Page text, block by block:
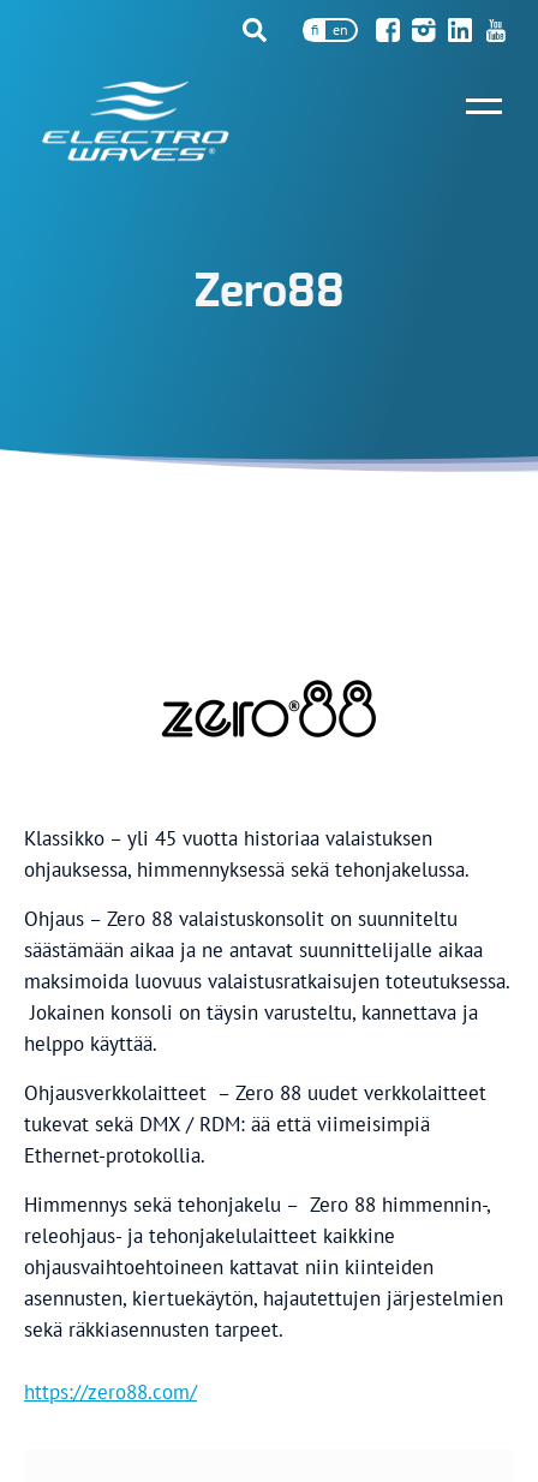
fi en
Zero88
Klassikko – yli 45 vuotta historiaa valaistuksen
ohjauksessa, himmennyksessä sekä tehonjakelussa.
Ohjaus – Zero 88 valaistuskonsolit on suunniteltu
säästämään aikaa ja ne antavat suunnittelijalle aikaa
maksimoida luovuus valaistusratkaisujen toteutuksessa.
Jokainen konsoli on täysin varusteltu, kannettava ja
helppo käyttää.
Ohjausverkkolaitteet – Zero 88 uudet verkkolaitteet
tukevat sekä DMX / RDM: ää että viimeisimpiä
Ethernet-protokollia.
Himmennys sekä tehonjakelu – Zero 88 himmennin-,
releohjaus- ja tehonjakelulaitteet kaikkine
ohjausvaihtoehtoineen kattavat niin kiinteiden
asennusten, kiertuekäytön, hajautettujen järjestelmien
sekä räkkiasennusten tarpeet.
https://zero88.com/